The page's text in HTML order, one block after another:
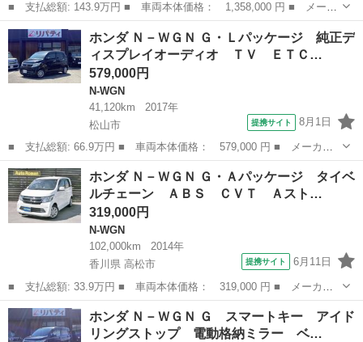
■ 支払総額: 143.9万円 ■ 車両本体価格： 1,358,000 円 ■ メーカ
ー名： ホンダ ■ 車種名： Ｎ－ＷＧＮ ■ グレード名： Ｌ Ｈ
ｏｎｄａＳＥＮＳＩＮＧ純正ナビＥＴＣドライブレコーダー０１ コ
ーナーセ...
愛媛 大洲市 N-WGN
ホンダ Ｎ－ＷＧＮ Ｇ・Ｌパッケージ 純正デ
ィスプレイオーディオ ＴＶ ＥＴＣ…
579,000円
N-WGN
41,120km
2017年
松山市
提携サイト 8月1日
■ 支払総額: 66.9万円 ■ 車両本体価格： 579,000 円 ■ メーカー
名： ホンダ ■ 車種名： Ｎ－ＷＧＮ ■ グレード名： Ｇ・Ｌパ
ッケージ 純正ディスプレイオーディオ ＴＶ ＥＴＣ バックカメ
ラ 衝突被害...
愛媛 松山市 N-WGN
ホンダ Ｎ－ＷＧＮ Ｇ・Ａパッケージ タイベ
ルチェーン ＡＢＳ ＣＶＴ Ａスト…
319,000円
N-WGN
102,000km
2014年
香川県 高松市
提携サイト 6月11日
■ 支払総額: 33.9万円 ■ 車両本体価格： 319,000 円 ■ メーカー
名： ホンダ ■ 車種名： Ｎ－ＷＧＮ ■ グレード名： Ｇ・Ａパ
ッケージ タイベルチェーン ＡＢＳ ＣＶＴ Ａストップ スマー
トキー プッ...
香川 高松市 N-WGN
ホンダ Ｎ－ＷＧＮ Ｇ スマートキー アイド
リングストップ 電動格納ミラー ベ…